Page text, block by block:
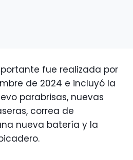
fue realizada por
de 2024 e incluyó la
parabrisas, nuevas
correa de
nueva batería y la